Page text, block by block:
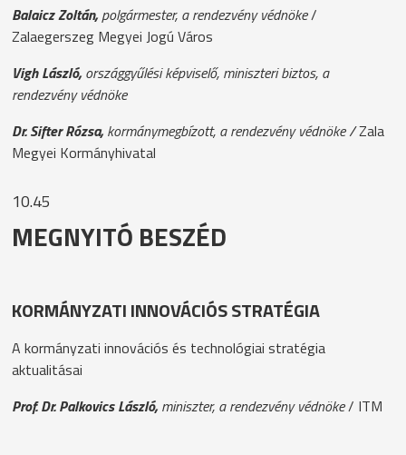
Balaicz Zoltán,polgármester, a rendezvény védnöke/
Zalaegerszeg Megyei Jogú Város
Vigh László, országgyűlési képviselő, miniszteri biztos, a
rendezvény védnöke
Dr. Sifter Rózsa, kormánymegbízott, a rendezvény védnöke /Zala
Megyei Kormányhivatal
10.45
MEGNYITÓ BESZÉD
KORMÁNYZATI INNOVÁCIÓS STRATÉGIA
A kormányzati innovációs és technológiai stratégia
aktualitásai
Prof. Dr. Palkovics László, miniszter, a rendezvény védnöke/ ITM